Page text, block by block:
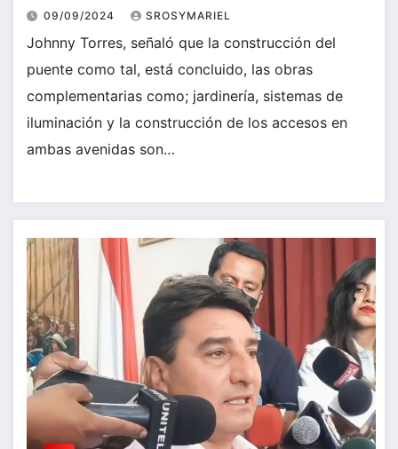
09/09/2024 SROSYMARIEL
Johnny Torres, señaló que la construcción del
puente como tal, está concluido, las obras
complementarias como; jardinería, sistemas de
iluminación y la construcción de los accesos en
ambas avenidas son…